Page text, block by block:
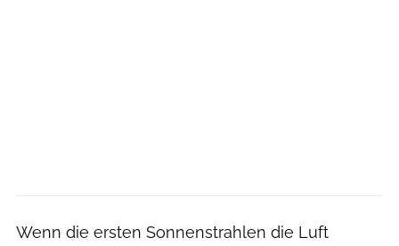
Wenn die ersten Sonnenstrahlen die Luft